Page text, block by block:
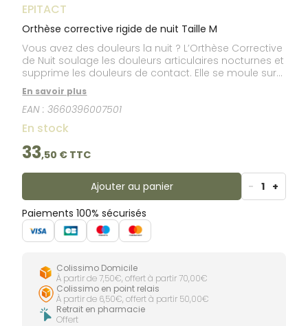
EPITACT
Orthèse corrective rigide de nuit Taille M
Vous avez des douleurs la nuit ? L’Orthèse Corrective
de Nuit soulage les douleurs articulaires nocturnes et
supprime les douleurs de contact. Elle se moule sur
le pied en quelques minutes. + Thermoformable
plusieurs fois, elle est évolutive. + Personnalisble,lle
s’adapte à la morphologie du pied. + Très
confortable, elle se fait oublier pendant le sommeil.
En savoir plus
EAN :3660396007501
En stock
33,50 € TTC
Ajouter au panier - 1 +
Paiements 100% sécurisés
Colissimo Domicile
À partir de 7,50€, offert à partir 70,00€
Colissimo en point relais
À partir de 6,50€, offert à partir 50,00€
Retrait en pharmacie
Offert